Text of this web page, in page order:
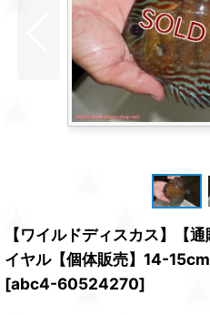
【ワイルドディスカス】【
イヤル【個体販売】14-
[abc4-60524270]